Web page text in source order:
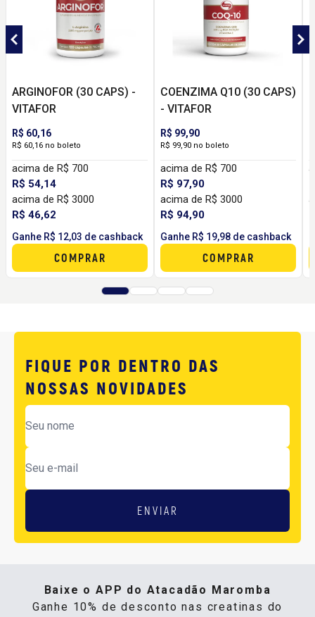
ARGINOFOR (30 CAPS) -
VITAFOR
R$ 60,16
R$ 60,16 no boleto
acima de R$ 700
R$ 54,14
acima de R$ 3000
R$ 46,62
Ganhe R$ 12,03 de cashback
COMPRAR
COENZIMA Q10 (30 CAPS)
- VITAFOR
R$ 99,90
R$ 99,90 no boleto
acima de R$ 700
R$ 97,90
acima de R$ 3000
R$ 94,90
Ganhe R$ 19,98 de cashback
COMPRAR
FIQUE POR DENTRO DAS
NOSSAS NOVIDADES
ENVIAR
Baixe o APP do Atacadão Maromba
Ganhe 10% de desconto nas creatinas do